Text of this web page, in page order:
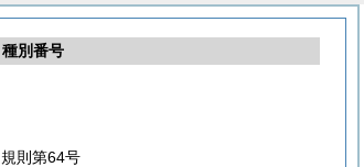
種別番号
規則第64号